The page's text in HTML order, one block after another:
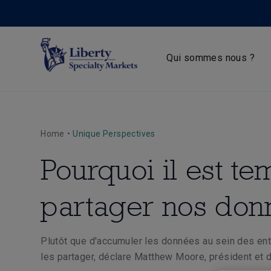
Qui sommes nous ?
Home • Unique Perspectives
Pourquoi il est
partager nos
Plutôt que d'accumuler les données au sein des
les partager, déclare Matthew Moore, président et